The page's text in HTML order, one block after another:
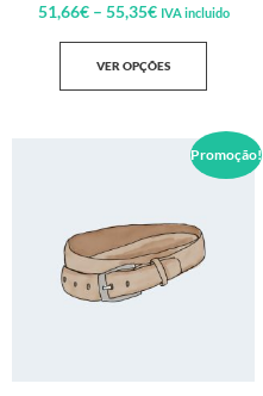
51,66€ – 55,35€ IVA incluido
VER OPÇÕES
Promoção!